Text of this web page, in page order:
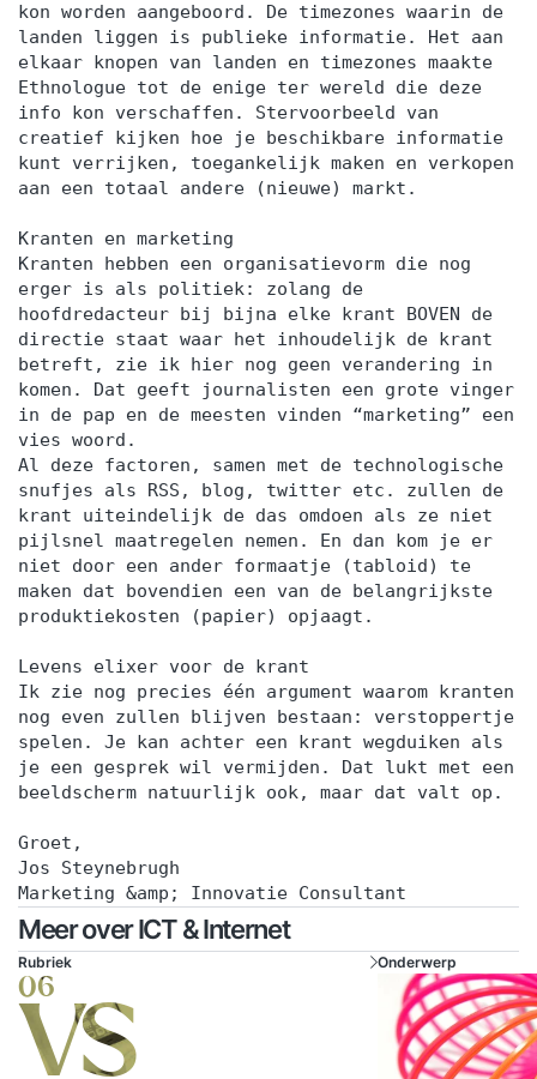
kon worden aangeboord. De timezones waarin de
landen liggen is publieke informatie. Het aan
elkaar knopen van landen en timezones maakte
Ethnologue tot de enige ter wereld die deze
info kon verschaffen. Stervoorbeeld van
creatief kijken hoe je beschikbare informatie
kunt verrijken, toegankelijk maken en verkopen
aan een totaal andere (nieuwe) markt.
Kranten en marketing
Kranten hebben een organisatievorm die nog
erger is als politiek: zolang de
hoofdredacteur bij bijna elke krant BOVEN de
directie staat waar het inhoudelijk de krant
betreft, zie ik hier nog geen verandering in
komen. Dat geeft journalisten een grote vinger
in de pap en de meesten vinden “marketing” een
vies woord.
Al deze factoren, samen met de technologische
snufjes als RSS, blog, twitter etc. zullen de
krant uiteindelijk de das omdoen als ze niet
pijlsnel maatregelen nemen. En dan kom je er
niet door een ander formaatje (tabloid) te
maken dat bovendien een van de belangrijkste
produktiekosten (papier) opjaagt.
Levens elixer voor de krant
Ik zie nog precies één argument waarom kranten
nog even zullen blijven bestaan: verstoppertje
spelen. Je kan achter een krant wegduiken als
je een gesprek wil vermijden. Dat lukt met een
beeldscherm natuurlijk ook, maar dat valt op.
Groet,
Jos Steynebrugh
Marketing &amp; Innovatie Consultant
Meer over ICT & Internet
Rubriek
06
VS
Onderwerp